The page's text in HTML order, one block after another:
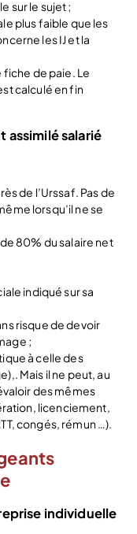
sur le sujet ;
plus faible que les
les IJ et la
fiche de paie. Le
calculé en fin
assimilé salarié
de l’Urssaf. Pas de
lorsqu’il ne se
80% du salaire net
indiqué sur sa
risque de devoir
;
à celle des
Mais il ne peut, au
des mêmes
licenciement,
congés, rémun …).
individuelle